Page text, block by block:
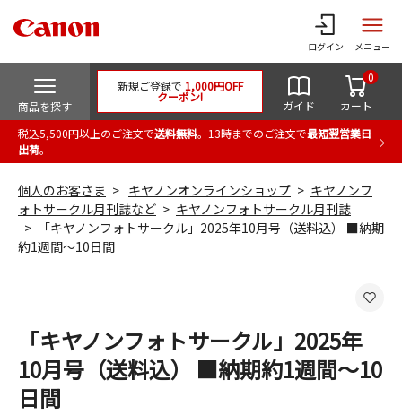
ログイン メニュー
商品を探す
新規ご登録で 1,000円OFF
クーポン!
ガイド カート
0
税込5,500円以上のご注文で送料無料。13時までのご注文で最短翌営業日
出荷。
個人のお客さま キヤノンオンラインショップ
キヤノンフ
ォトサークル月刊誌など
キヤノンフォトサークル月刊誌
「キヤノンフォトサークル」2025年10月号（送料込） ■納期
約1週間～10日間
「キヤノンフォトサークル」2025年
10月号（送料込） ■納期約1週間～10
日間